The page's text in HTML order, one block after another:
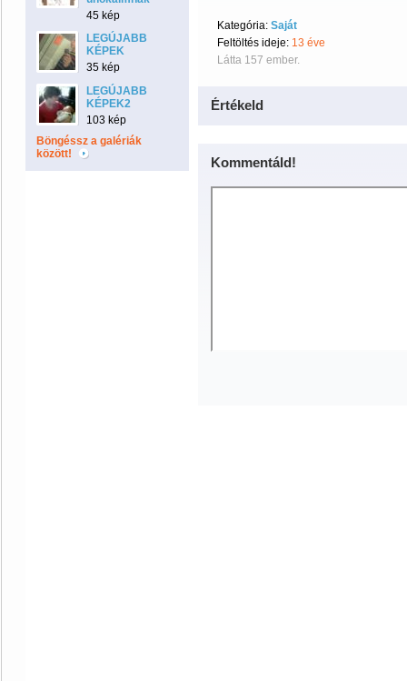
45 kép
LEGÚJABB
KÉPEK
35 kép
LEGÚJABB
KÉPEK2
103 kép
Böngéssz a galériák
között!
Kategória: Saját
Feltöltés ideje: 13 éve
Látta 157 ember.
Értékeld
Kommentáld!